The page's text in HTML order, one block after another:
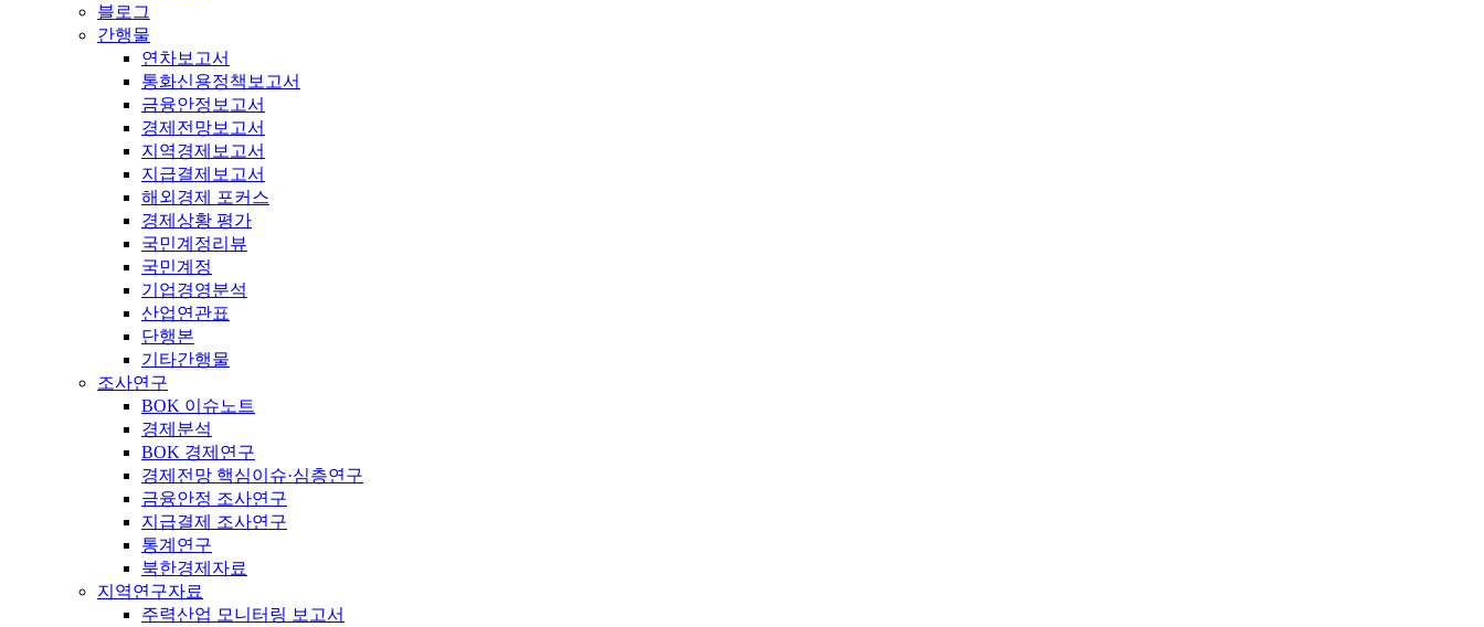
블로그
간행물
연차보고서
통화신용정책보고서
금융안정보고서
경제전망보고서
지역경제보고서
지급결제보고서
해외경제 포커스
경제상황 평가
국민계정리뷰
국민계정
기업경영분석
산업연관표
단행본
기타간행물
조사연구
BOK 이슈노트
경제분석
BOK 경제연구
경제전망 핵심이슈·심층연구
금융안정 조사연구
지급결제 조사연구
통계연구
북한경제자료
지역연구자료
주력산업 모니터링 보고서